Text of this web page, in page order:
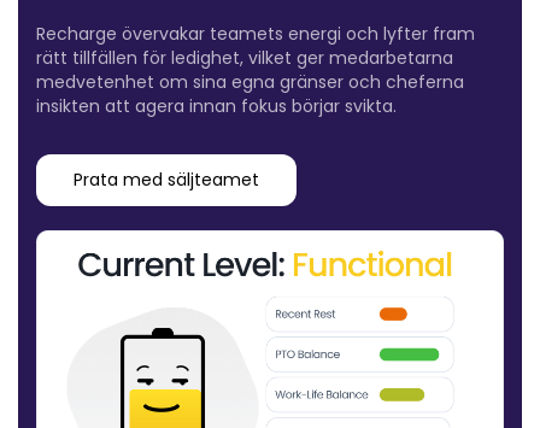
Recharge övervakar teamets energi och lyfter fram
rätt tillfällen för ledighet, vilket ger medarbetarna
medvetenhet om sina egna gränser och cheferna
insikten att agera innan fokus börjar svikta.
Prata med säljteamet